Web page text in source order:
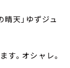
晴天」ゆずジュ
。オシャレ。